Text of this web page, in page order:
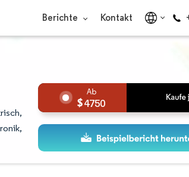
Berichte Kontakt
4750